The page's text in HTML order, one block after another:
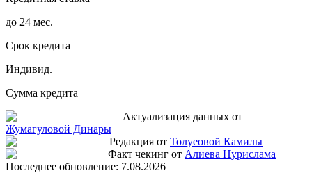
до 24 мес.
Срок кредита
Индивид.
Сумма кредита
Актуализация данных от
Жумагуловой Динары
Редакция от Толуеовой Камилы
Факт чекинг от Алиева Нурислама
Последнее обновление: 7.08.2026